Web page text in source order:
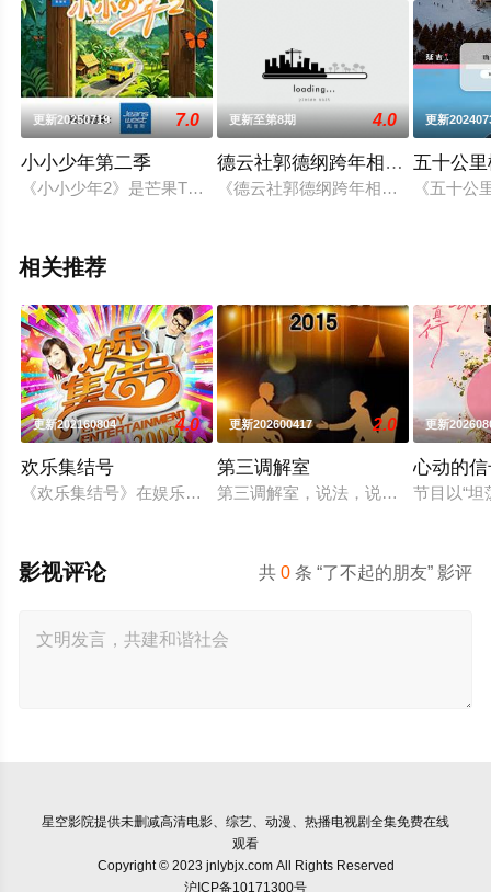
更新20250719 7.0
小小少年第二季
《小小少年2》是芒果TV与蛙酷传媒、小可爱科技联合出品的
更新至第8期 4.0
德云社郭德纲跨年相声专场北展
《德云社郭德纲跨年相声专场北展
更新
五十公
《五十公
相关推荐
更新202160804 4.0
欢乐集结号
《欢乐集结号》在娱乐资讯类栏目中一枝独秀，领跑全国，是
更新202600417 2.0
第三调解室
第三调解室，说法，说理，说亲情。
更新
心动的
节目以“
共0 条 “了不起的朋友” 影评
影视评论
星空影院提供未删减高清电影、综艺、动漫、热播电视剧全集免费在线
观看
Copyright © 2023 jnlybjx.com All Rights Reserved
沪ICP备10171300号